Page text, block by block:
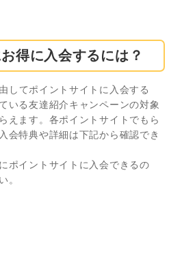
得に入会するには？
してポイントサイトに入会する
いる友達紹介キャンペーンの対象
えます。各ポイントサイトでもら
会特典や詳細は下記から確認でき
ポイントサイトに入会できるの
。